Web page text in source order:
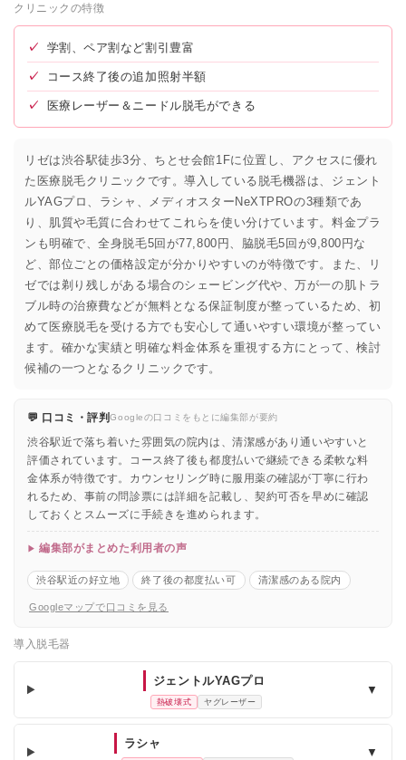
クリニックの特徴
✓ 学割、ペア割など割引豊富
✓ コース終了後の追加照射半額
✓ 医療レーザー＆ニードル脱毛ができる
リゼは渋谷駅徒歩3分、ちとせ会館1Fに位置し、アクセスに優れ
た医療脱毛クリニックです。導入している脱毛機器は、ジェント
ルYAGプロ、ラシャ、メディオスターNeXTPROの3種類であ
り、肌質や毛質に合わせてこれらを使い分けています。料金プラ
ンも明確で、全身脱毛5回が77,800円、脇脱毛5回が9,800円な
ど、部位ごとの価格設定が分かりやすいのが特徴です。また、リ
ゼでは剃り残しがある場合のシェービング代や、万が一の肌トラ
ブル時の治療費などが無料となる保証制度が整っているため、初
めて医療脱毛を受ける方でも安心して通いやすい環境が整ってい
ます。確かな実績と明確な料金体系を重視する方にとって、検討
候補の一つとなるクリニックです。
💬 口コミ・評判Googleの口コミをもとに編集部が要約
渋谷駅近で落ち着いた雰囲気の院内は、清潔感があり通いやすいと
評価されています。コース終了後も都度払いで継続できる柔軟な料
金体系が特徴です。カウンセリング時に服用薬の確認が丁寧に行わ
れるため、事前の問診票には詳細を記載し、契約可否を早めに確認
しておくとスムーズに手続きを進められます。
編集部がまとめた利用者の声
渋谷駅近の好立地 終了後の都度払い可 清潔感のある院内
Googleマップで口コミを見る
導入脱毛器
ジェントルYAGプロ
熱破壊式 ヤグレーザー
▼
ラシャ
▼